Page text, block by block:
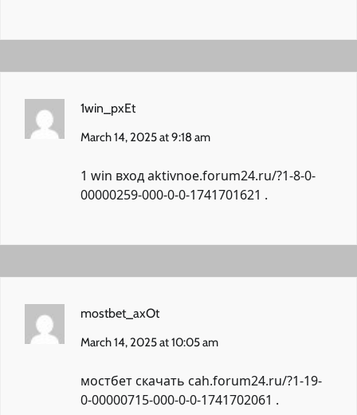
1win_pxEt
March 14, 2025 at 9:18 am
1 win входaktivnoe.forum24.ru/?1-8-0-
00000259-000-0-0-1741701621 .
mostbet_axOt
March 14, 2025 at 10:05 am
мостбет скачать cah.forum24.ru/?1-19-
0-00000715-000-0-0-1741702061 .